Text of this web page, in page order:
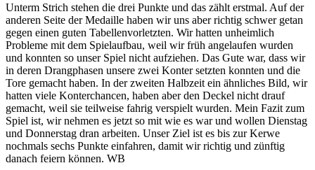
Unterm Strich stehen die drei Punkte und das zählt erstmal. Auf der
anderen Seite der Medaille haben wir uns aber richtig schwer getan
gegen einen guten Tabellenvorletzten. Wir hatten unheimlich
Probleme mit dem Spielaufbau, weil wir früh angelaufen wurden
und konnten so unser Spiel nicht aufziehen. Das Gute war, dass wir
in deren Drangphasen unsere zwei Konter setzten konnten und die
Tore gemacht haben. In der zweiten Halbzeit ein ähnliches Bild, wir
hatten viele Konterchancen, haben aber den Deckel nicht drauf
gemacht, weil sie teilweise fahrig verspielt wurden. Mein Fazit zum
Spiel ist, wir nehmen es jetzt so mit wie es war und wollen Dienstag
und Donnerstag dran arbeiten. Unser Ziel ist es bis zur Kerwe
nochmals sechs Punkte einfahren, damit wir richtig und zünftig
danach feiern können. WB